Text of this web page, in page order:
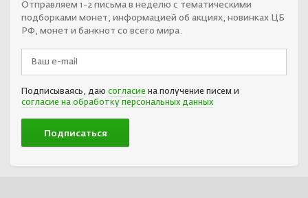
Отправляем 1-2 письма в неделю с тематическими
подборками монет, информацией об акциях, новинках ЦБ
РФ, монет и банкнот со всего мира.
Подписываясь, даю согласие на получение писем и
согласие на обработку персональных данных